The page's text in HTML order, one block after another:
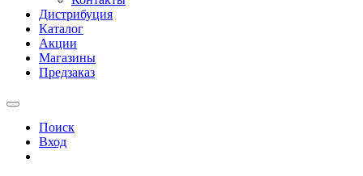
Дистрибуция
Каталог
Акции
Магазины
Предзаказ
Поиск
Вход